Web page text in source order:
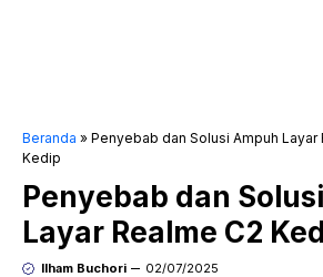
Beranda » Penyebab dan Solusi Ampuh Layar
Kedip
Penyebab dan
Layar Realme C2
Ilham Buchori 02/07/2025